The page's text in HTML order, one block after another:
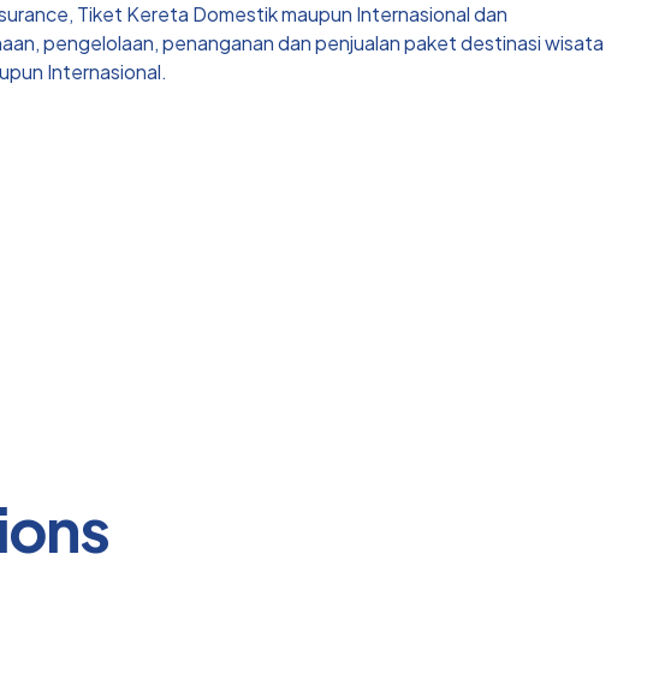
Tiket Kereta Domestik maupun Internasional dan
pengelolaan, penanganan dan penjualan paket destinasi wisata
Internasional.